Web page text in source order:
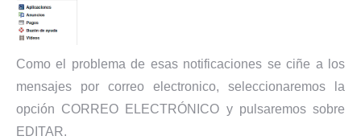
Como el problema de esas notificaciones se ciñe a los
mensajes por correo electronico, seleccionaremos la
opción CORREO ELECTRÓNICO y pulsaremos sobre
EDITAR.